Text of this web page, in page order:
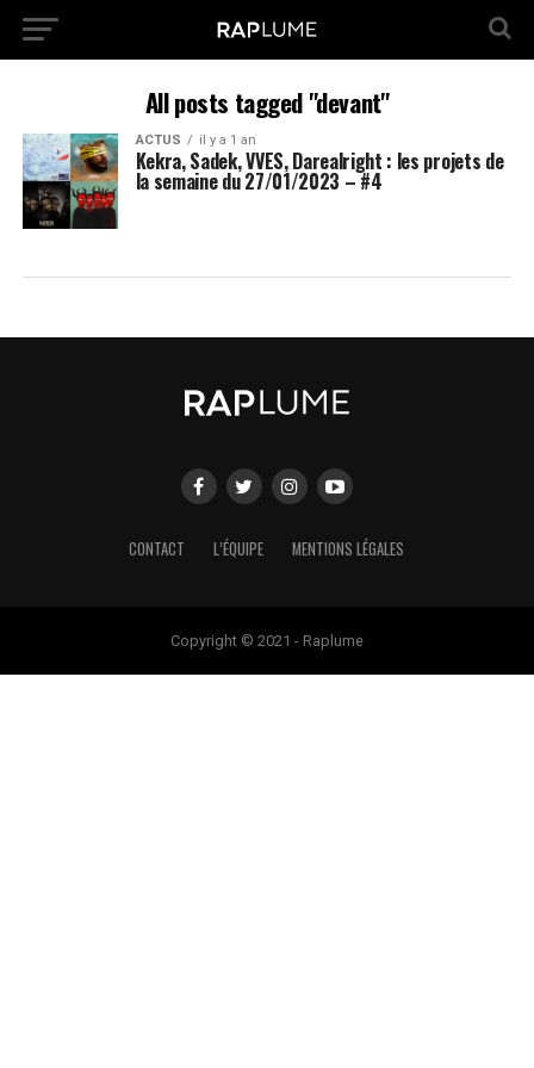
All posts tagged "devant"
ACTUS il y a 1 an
Kekra, Sadek, VVES, Darealright : les projets de
la semaine du 27/01/2023 – #4
CONTACT L’ÉQUIPE MENTIONS LÉGALES
Copyright © 2021 - Raplume